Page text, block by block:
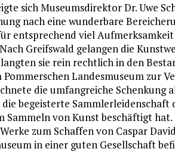
sich Museumsdirektor Dr. Uwe
nach eine wunderbare
entsprechend viel
Greifswald gelangen die
sie rein rechtlich in den
Pommerschen Landesmuseum zur
die umfangreiche Schenkung
begeisterte Sammlerleidenschaft
von Kunst beschäftigt
zum Schaffen von Caspar
in einer guten Gesellschaft